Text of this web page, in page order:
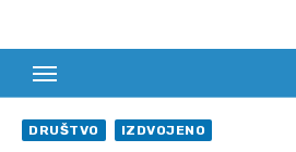
DRUŠTVO IZDVOJENO